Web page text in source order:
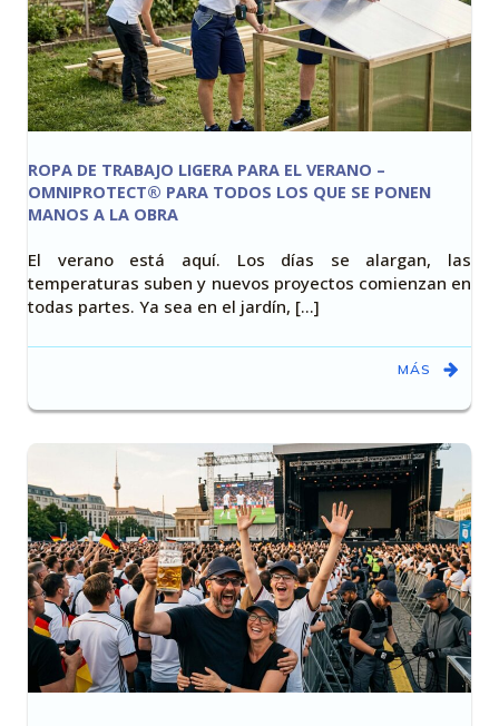
ROPA DE TRABAJO LIGERA PARA EL VERANO –
OMNIPROTECT® PARA TODOS LOS QUE SE PONEN
MANOS A LA OBRA
El verano está aquí. Los días se alargan, las
temperaturas suben y nuevos proyectos comienzan en
todas partes. Ya sea en el jardín, [...]
MÁS